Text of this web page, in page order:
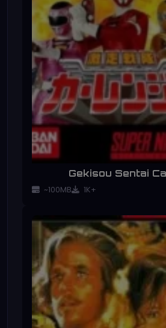
Gekisou Sentai
~100MB 1K+